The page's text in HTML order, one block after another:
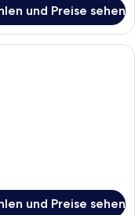
und Preise sehen
Schreibtisch,
und Preise sehen